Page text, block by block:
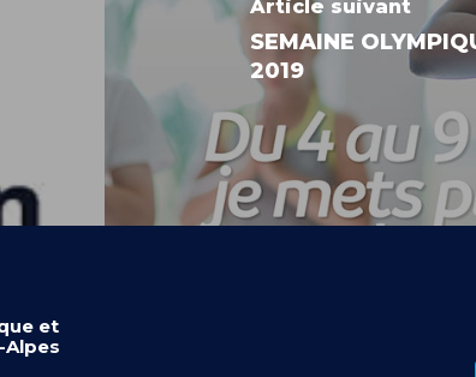
Article suivant
SEMAINE
2019
et